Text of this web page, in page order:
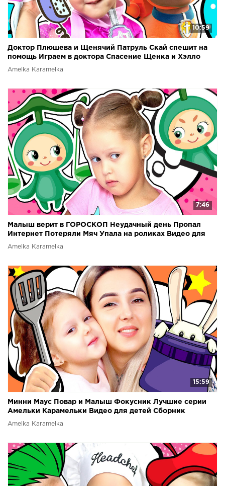
10:59
Доктор Плюшева и Щенячий Патруль Скай спешит на
помощь Играем в доктора Спасение Щенка и Хэлло
Китти
Amelka Karamelka
7:46
Малыш верит в ГОРОСКОП Неудачный день Пропал
Интернет Потеряли Мяч Упала на роликах Видео для
детей
Amelka Karamelka
15:59
Минни Маус Повар и Малыш Фокусник Лучшие серии
Амельки Карамельки Видео для детей Сборник
Amelka Karamelka